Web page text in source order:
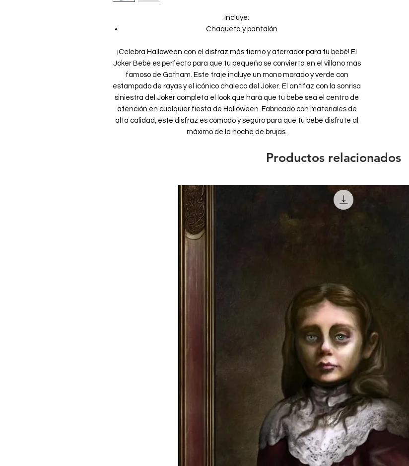
Incluye:
Chaqueta y pantalón
¡Celebra Halloween con el disfraz más tierno y aterrador para tu bebé! El
Joker Bebé es perfecto para que tu pequeño se convierta en el villano más
famoso de Gotham. Este traje incluye un mono morado y verde con
estampado de rayas y el icónico chaleco del Joker. El antifaz con la sonrisa
siniestra del Joker completa el look que hará que tu bebé sea el centro de
atención en cualquier fiesta de Halloween. Fabricado con materiales de
alta calidad, este disfraz es cómodo y seguro para que tu bebé disfrute al
máximo de la noche de brujas.
Productos relacionados